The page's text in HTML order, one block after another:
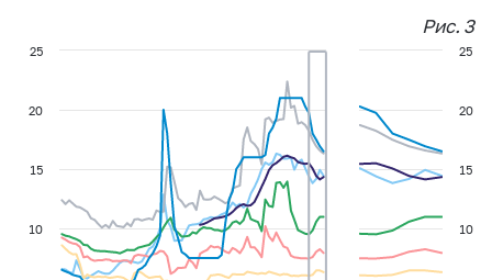
Рис. 3
10
15
20
25
10
15
20
25